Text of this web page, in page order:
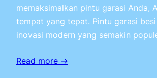
memaksimalkan pintu garasi Anda,
tempat yang tepat. Pintu garasi
inovasi modern yang semakin
Read more →